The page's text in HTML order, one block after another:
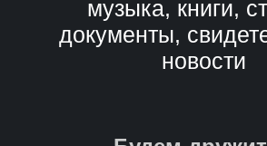
музыка, книги,
документы,
новости